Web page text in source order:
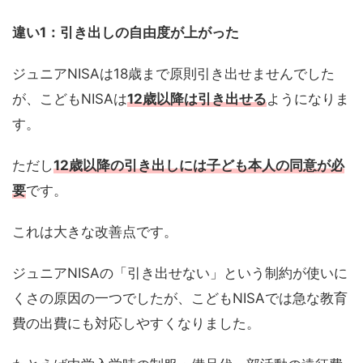
違い1：引き出しの自由度が上がった
ジュニアNISAは18歳まで原則引き出せませんでした
が、こどもNISAは12歳以降は引き出せるようになりま
す。
ただし12歳以降の引き出しには子ども本人の同意が必
要です。
これは大きな改善点です。
ジュニアNISAの「引き出せない」という制約が使いに
くさの原因の一つでしたが、こどもNISAでは急な教育
費の出費にも対応しやすくなりました。